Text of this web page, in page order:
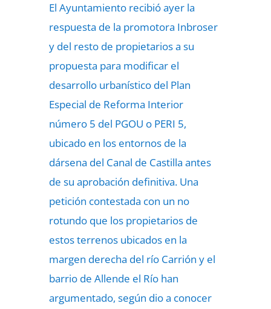
El Ayuntamiento recibió ayer la
respuesta de la promotora Inbroser
y del resto de propietarios a su
propuesta para modificar el
desarrollo urbanístico del Plan
Especial de Reforma Interior
número 5 del PGOU o PERI 5,
ubicado en los entornos de la
dársena del Canal de Castilla antes
de su aprobación definitiva. Una
petición contestada con un no
rotundo que los propietarios de
estos terrenos ubicados en la
margen derecha del río Carrión y el
barrio de Allende el Río han
argumentado, según dio a conocer